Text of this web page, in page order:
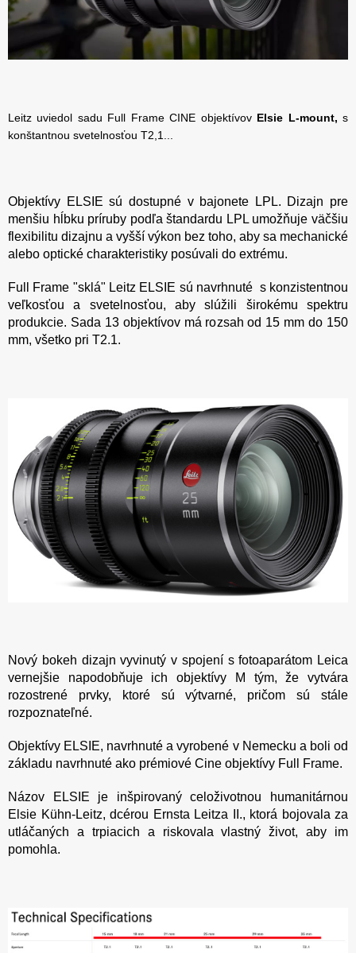
Leitz uviedol sadu Full Frame CINE objektívov Elsie L-mount, s
konštantnou svetelnosťou T2,1...
Objektívy ELSIE sú dostupné v bajonete LPL. Dizajn pre
menšiu hĺbku príruby podľa štandardu LPL umožňuje väčšiu
flexibilitu dizajnu a vyšší výkon bez toho, aby sa mechanické
alebo optické charakteristiky posúvali do extrému.
Full Frame "sklá" Leitz ELSIE sú navrhnuté s konzistentnou
veľkosťou a svetelnosťou, aby slúžili širokému spektru
produkcie. Sada 13 objektívov má rozsah od 15 mm do 150
mm, všetko pri T2.1.
Nový bokeh dizajn vyvinutý v spojení s fotoaparátom Leica
vernejšie napodobňuje ich objektívy M tým, že vytvára
rozostrené prvky, ktoré sú výtvarné, pričom sú stále
rozpoznateľné.
Objektívy ELSIE, navrhnuté a vyrobené v Nemecku a boli od
základu navrhnuté ako prémiové Cine objektívy Full Frame.
Názov ELSIE je inšpirovaný celoživotnou humanitárnou
Elsie Kühn-Leitz, dcérou Ernsta Leitza II., ktorá bojovala za
utláčaných a trpiacich a riskovala vlastný život, aby im
pomohla.